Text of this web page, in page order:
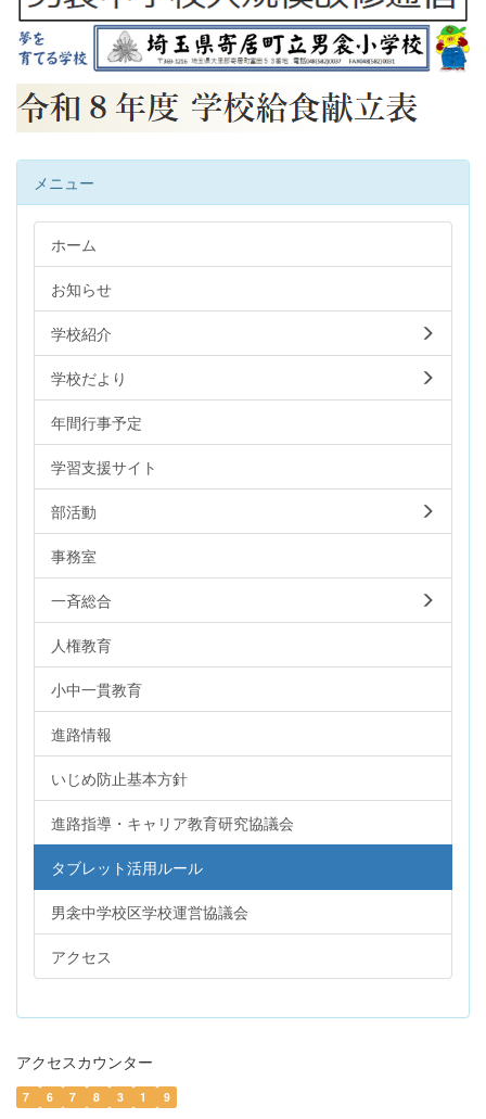
メニュー
ホーム
お知らせ
学校紹介
学校だより
年間行事予定
学習支援サイト
部活動
事務室
一斉総合
人権教育
小中一貫教育
進路情報
いじめ防止基本方針
進路指導・キャリア教育研究協議会
タブレット活用ルール
男衾中学校区学校運営協議会
アクセス
アクセスカウンター
7 6 7 8 3 1 9